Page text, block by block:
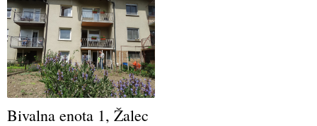
Bivalna enota 1, Žalec